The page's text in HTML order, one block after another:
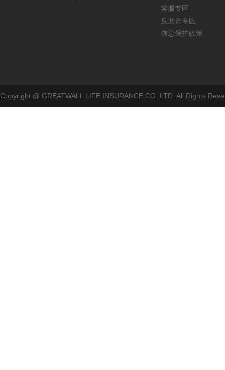
客服专区
反欺诈专区
信息保护政策
Copyright @ GREATWALL LIFE INSURANCE CO.,LTD. All Rights